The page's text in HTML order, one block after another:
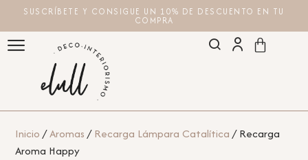
SUSCRÍBETE Y CONSIGUE UN 10% DE DESCUENTO EN TU
COMPRA
Inicio/Aromas/Recarga Lámpara Catalítica/ Recarga
Aroma Happy